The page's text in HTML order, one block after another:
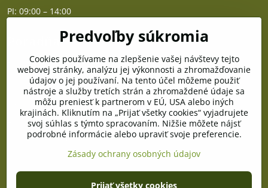
PI: 09:00 – 14:00
PO - PIA od 10:00 do 14:00
Telefón poradňa:
+421 903 996 513
E-mail:
poradna@pramenzdravia.sk
©2026Copyright
Predvoľby súkromia
Cookies používame na zlepšenie vašej návštevy tejto
webovej stránky, analýzu jej výkonnosti a zhromažďovanie
údajov o jej používaní. Na tento účel môžeme použiť
nástroje a služby tretích strán a zhromaždené údaje sa
môžu preniesť k partnerom v EÚ, USA alebo iných
krajinách. Kliknutím na „Prijať všetky cookies“ vyjadrujete
svoj súhlas s týmto spracovaním. Nižšie môžete nájsť
podrobné informácie alebo upraviť svoje preferencie.
Zásady ochrany osobných údajov
Prijať všetky cookies